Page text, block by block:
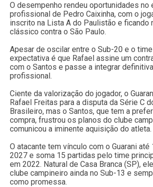
O desempenho rendeu oportunidades no
profissional de Pedro Caixinha, com o
inscrito na Lista A do Paulistão e ficando
clássico contra o São Paulo.
Apesar de oscilar entre o Sub-20 e o
expectativa é que Rafael assine um
com o Santos e passe a integrar
profissional.
Ciente da valorização do jogador, o
Rafael Freitas para a disputa da Série C
Brasileiro, mas o Santos, que tem a
compra, frustrou os planos do clube
comunicou a iminente aquisição do atleta.
O atacante tem vínculo com o Guarani até
2027 e soma 15 partidas pelo time
em 2022. Natural de Casa Branca (SP),
clube campineiro ainda no Sub-13 e
como promessa.